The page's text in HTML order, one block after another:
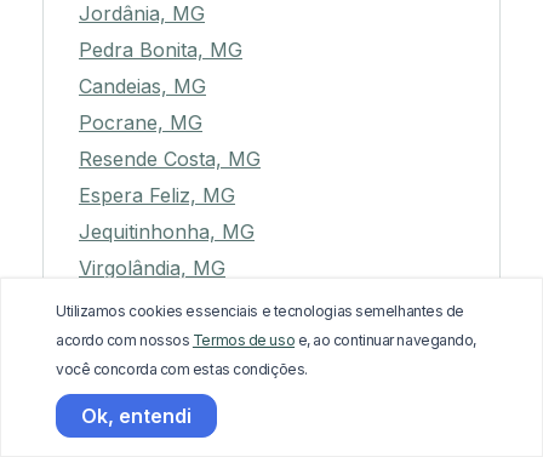
Jordânia, MG
Pedra Bonita, MG
Candeias, MG
Pocrane, MG
Resende Costa, MG
Espera Feliz, MG
Jequitinhonha, MG
Virgolândia, MG
Pedras de Maria da Cruz, MG
São Domingos do Prata, MG
Tiros, MG
São Gonçalo do Rio Abaixo, MG
Utilizamos cookies essenciais e tecnologias semelhantes de
acordo com nossos Termos de uso e, ao continuar navegando,
você concorda com estas condições.
Ok, entendi